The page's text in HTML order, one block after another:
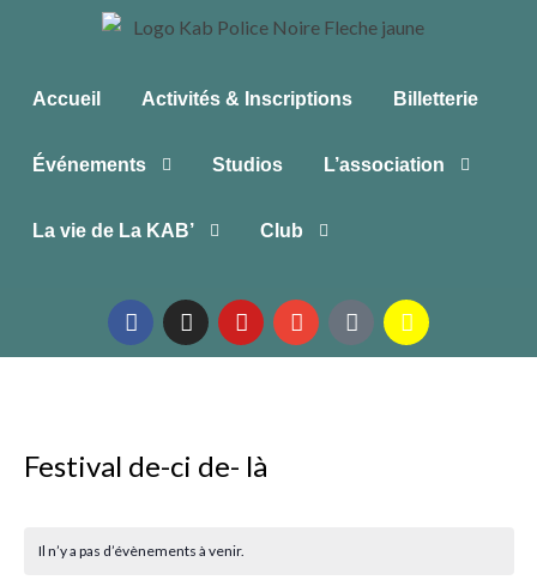
Accueil Activités & Inscriptions Billetterie
Événements Studios L’association
La vie de La KAB’ Club
Festival de-ci de- là
Il n’y a pas d’évènements à venir.